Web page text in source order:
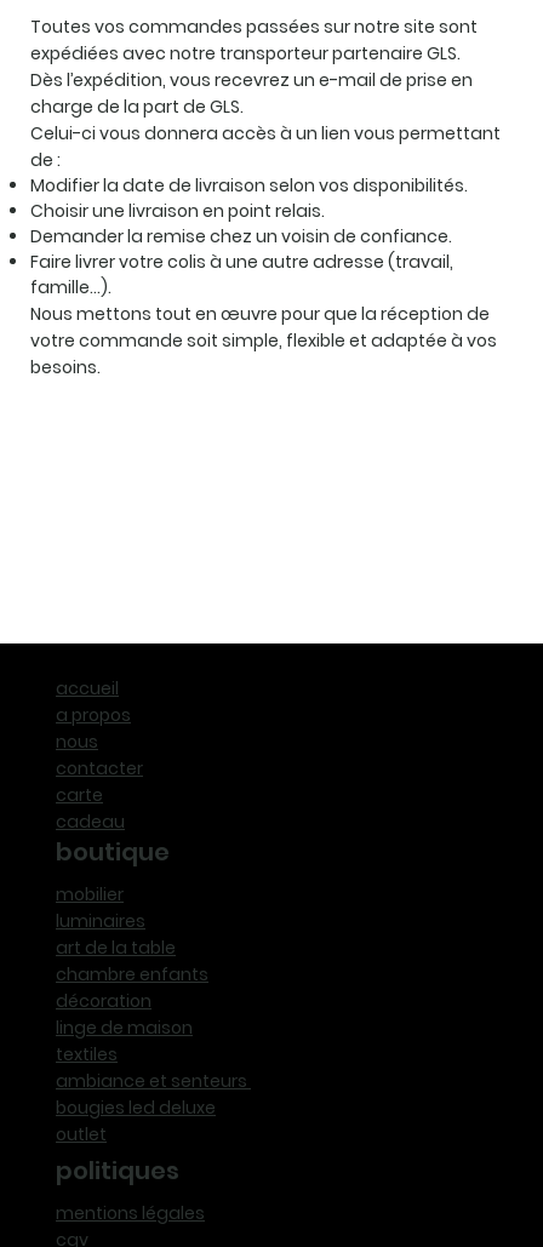
Toutes vos commandes passées sur notre site sont
expédiées avec notre transporteur partenaireGLS.
Dès l’expédition, vous recevrez un e-mail de prise en
charge de la part de GLS.
Celui-ci vous donnera accès à un lien vous permettant
de :
Modifier la date de livraison selon vos disponibilités.
Choisir une livraison en point relais.
Demander la remise chez un voisin de confiance.
Faire livrer votre colis à une autre adresse (travail,
famille…).
Nous mettons tout en œuvre pour que la réception de
votre commande soit simple, flexible et adaptée à vos
besoins.
accueil
a propos
nous
contacter
carte
cadeau
boutique
mobilier
luminaires
art de la table
chambre enfants
décoration
linge de maison
textiles
ambiance et senteurs
bougies led deluxe
outlet
politiques
mentions légales
cgv